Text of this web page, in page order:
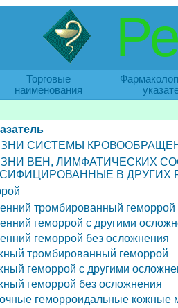
Торговые
наименования
СИСТЕМЫ
ВЕН, ЛИМФАТИЧЕСКИХ
В ДРУГИХ
тромбированный геморрой
геморрой с другими
геморрой без осложнения
тромбированный геморрой
геморрой с другими
геморрой без осложнения
геморроидальные кожные